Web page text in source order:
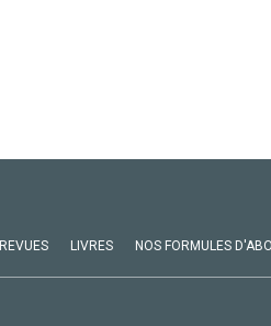
REVUES LIVRES NOS FORMULES